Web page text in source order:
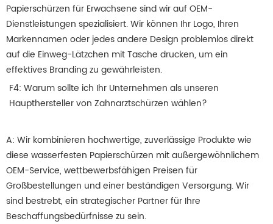
Papierschürzen für Erwachsene sind wir auf OEM-
Dienstleistungen spezialisiert.Wir können Ihr Logo, Ihren
Markennamen oder jedes andere Design problemlos direkt
auf die Einweg-Lätzchen mit Tasche drucken, um ein
effektives Branding zu gewährleisten.
F4: Warum sollte ich Ihr Unternehmen als unseren
Haupthersteller von Zahnarztschürzen wählen?
A: Wir kombinieren hochwertige, zuverlässige Produkte wie
diese wasserfesten Papierschürzen mit außergewöhnlichem
OEM-Service, wettbewerbsfähigen Preisen für
Großbestellungen und einer beständigen Versorgung.Wir
sind bestrebt, ein strategischer Partner für Ihre
Beschaffungsbedürfnisse zu sein.